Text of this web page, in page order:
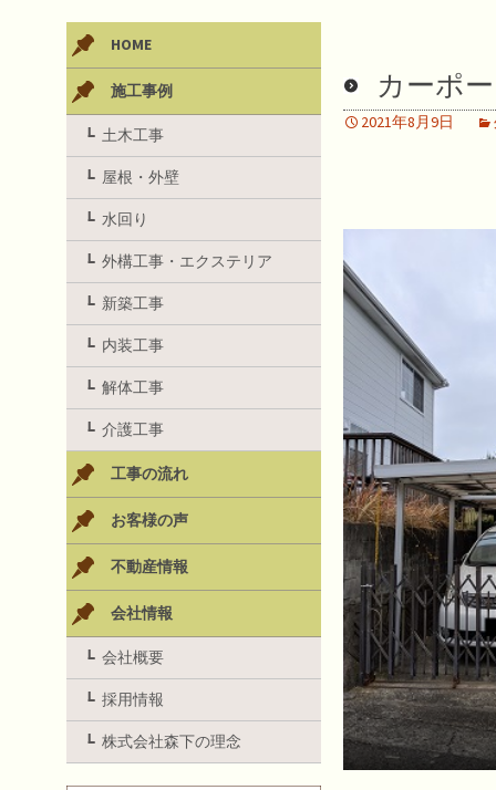
カーポ
2021年8月9日
HOME
施工事例
土木工事
屋根・外壁
水回り
外構工事・エクステリア
新築工事
内装工事
解体工事
介護工事
工事の流れ
お客様の声
不動産情報
会社情報
会社概要
採用情報
株式会社森下の理念